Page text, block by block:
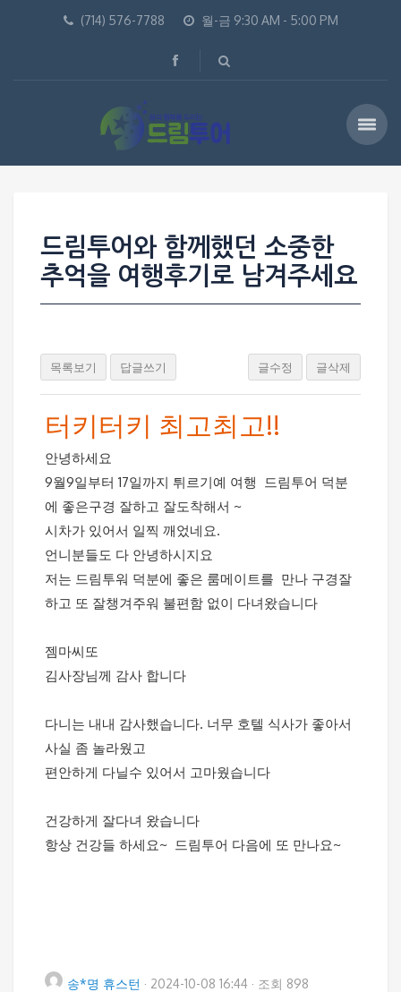
(714) 576-7788 월-금 9:30 AM - 5:00 PM
드림투어와 함께했던 소중한
추억을 여행후기로 남겨주세요
목록보기 답글쓰기 글수정 글삭제
터키터키 최고최고!!
안녕하세요
9월9일부터 17일까지 튀르기예 여행 드림투어 덕분
에 좋은구경 잘하고 잘도착해서 ~
시차가 있어서 일찍 깨었네요.
언니분들도 다 안녕하시지요
저는 드림투워 덕분에 좋은 룸메이트를 만나 구경잘
하고 또 잘챙겨주워 불편함 없이 다녀왔습니다
젬마씨또
김사장님께 감사 합니다
다니는 내내 감사했습니다. 너무 호텔 식사가 좋아서
사실 좀 놀라웠고
편안하게 다닐수 있어서 고마웠습니다
건강하게 잘다녀 왔습니다
항상 건강들 하세요~ 드림투어 다음에 또 만나요~
송*명 휴스턴 · 2024-10-08 16:44 · 조회 898